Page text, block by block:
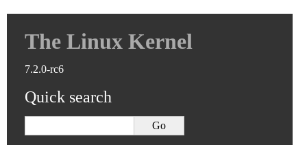
The Linux Kernel
7.2.0-rc6
Quick search